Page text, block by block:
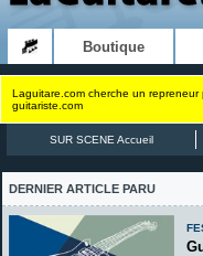
Boutique
Laguitare.com cherche un
guitariste.com
SUR SCENE Accueil
DERNIER ARTICLE PARU